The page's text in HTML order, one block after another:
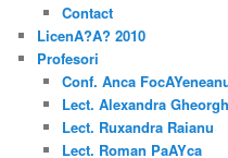
Contact
LicenA?A? 2010
Profesori
Conf. Anca
Lect. Alexandra
Lect. Ruxandra Raianu
Lect. Roman PaAYca